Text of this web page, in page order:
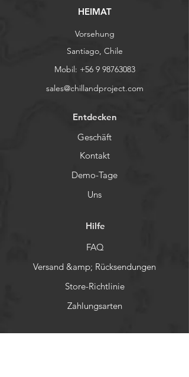
HEIMAT
Vorsehung
Santiago, Chile
Mobil: +56 9 98763083
sales@chillandproject.com
Entdecken
Geschäft
Kontakt
Demo-Tage
Uns
Hilfe
FAQ
Versand &amp; Rücksendungen
Store-Richtlinie
Zahlungsarten